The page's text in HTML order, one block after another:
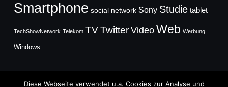
Smartphone social network Sony Studie tablet
TechShowNetwork Telekom TVTwitter Video Web Werbung
Windows
Diese Webseite verwendet u.a. Cookies zur Analyse und